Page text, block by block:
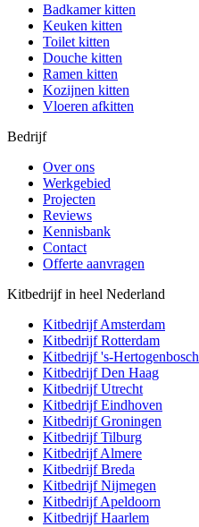
Badkamer kitten
Keuken kitten
Toilet kitten
Douche kitten
Ramen kitten
Kozijnen kitten
Vloeren afkitten
Bedrijf
Over ons
Werkgebied
Projecten
Reviews
Kennisbank
Contact
Offerte aanvragen
Kitbedrijf in heel Nederland
KitbedrijfAmsterdam
KitbedrijfRotterdam
Kitbedrijf's-Hertogenbosch
KitbedrijfDen Haag
KitbedrijfUtrecht
KitbedrijfEindhoven
KitbedrijfGroningen
KitbedrijfTilburg
KitbedrijfAlmere
KitbedrijfBreda
KitbedrijfNijmegen
KitbedrijfApeldoorn
KitbedrijfHaarlem